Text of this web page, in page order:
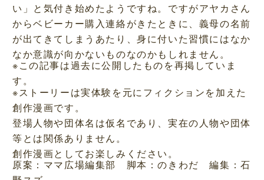
い」と気付き始めたようですね。ですがアヤカさん
からベビーカー購入連絡がきたときに、義母の名前
が出てきてしまうあたり、身に付いた習慣にはなか
なか意識が向かないものなのかもしれません。
※この記事は過去に公開したものを再掲していま
す。
※ストーリーは実体験を元にフィクションを加えた
創作漫画です。
登場人物や団体名は仮名であり、実在の人物や団体
等とは関係ありません。
創作漫画としてお楽しみください。
原案：ママ広場編集部 脚本：のきわだ 編集：石